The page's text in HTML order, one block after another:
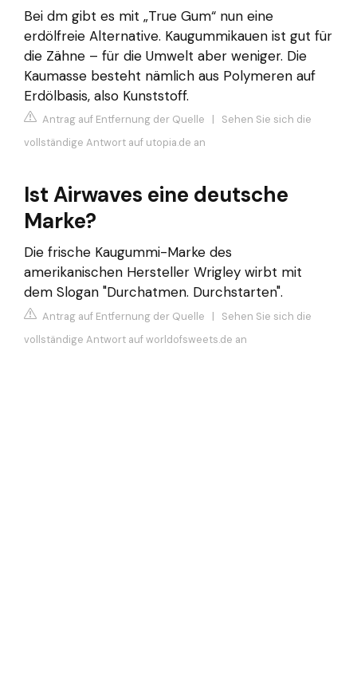
Bei dm gibt es mit „True Gum“ nun eine
erdölfreie Alternative. Kaugummikauen ist gut für
die Zähne – für die Umwelt aber weniger. Die
Kaumasse besteht nämlich aus Polymeren auf
Erdölbasis, also Kunststoff.
Antrag auf Entfernung der Quelle | Sehen Sie sich die
vollständige Antwort auf utopia.de an
Ist Airwaves eine deutsche
Marke?
Die frische Kaugummi-Marke des
amerikanischen Hersteller Wrigley wirbt mit
dem Slogan "Durchatmen. Durchstarten".
Antrag auf Entfernung der Quelle | Sehen Sie sich die
vollständige Antwort auf worldofsweets.de an